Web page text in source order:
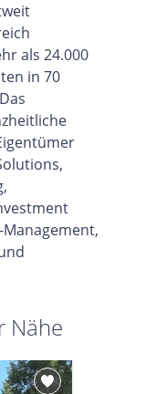
als 24.000
in 70
Nähe